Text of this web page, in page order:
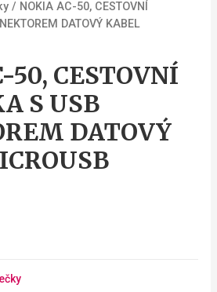
/ NOKIA AC-50, CESTOVNÍ
DATOVÝ KABEL
50, CESTOVNÍ
S USB
DATOVÝ